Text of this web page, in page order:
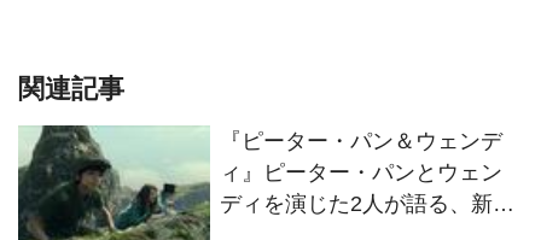
関連記事
『ピーター・パン＆ウェンデ
ィ』ピーター・パンとウェン
ディを演じた2人が語る、新し